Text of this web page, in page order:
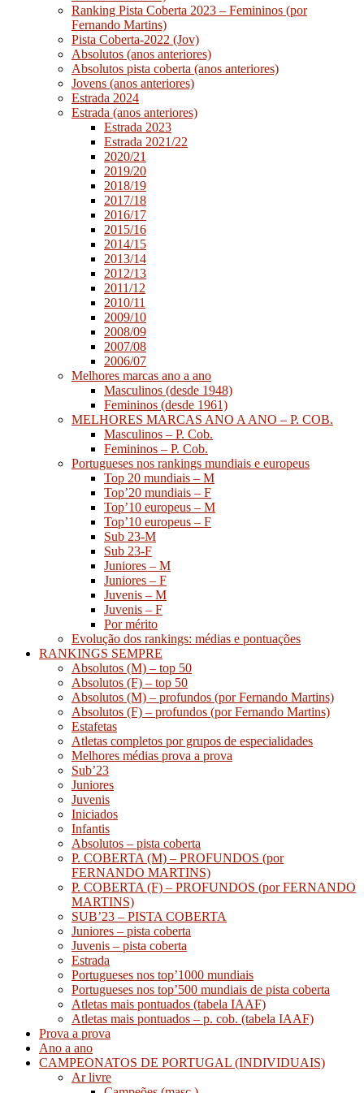
Ranking Pista Coberta 2023 – Femininos (por
Fernando Martins)
Pista Coberta-2022 (Jov)
Absolutos (anos anteriores)
Absolutos pista coberta (anos anteriores)
Jovens (anos anteriores)
Estrada 2024
Estrada (anos anteriores)
Estrada 2023
Estrada 2021/22
2020/21
2019/20
2018/19
2017/18
2016/17
2015/16
2014/15
2013/14
2012/13
2011/12
2010/11
2009/10
2008/09
2007/08
2006/07
Melhores marcas ano a ano
Masculinos (desde 1948)
Femininos (desde 1961)
MELHORES MARCAS ANO A ANO – P. COB.
Masculinos – P. Cob.
Femininos – P. Cob.
Portugueses nos rankings mundiais e europeus
Top 20 mundiais – M
Top’20 mundiais – F
Top’10 europeus – M
Top’10 europeus – F
Sub 23-M
Sub 23-F
Juniores – M
Juniores – F
Juvenis – M
Juvenis – F
Por mérito
Evolução dos rankings: médias e pontuações
RANKINGS SEMPRE
Absolutos (M) – top 50
Absolutos (F) – top 50
Absolutos (M) – profundos (por Fernando Martins)
Absolutos (F) – profundos (por Fernando Martins)
Estafetas
Atletas completos por grupos de especialidades
Melhores médias prova a prova
Sub’23
Juniores
Juvenis
Iniciados
Infantis
Absolutos – pista coberta
P. COBERTA (M) – PROFUNDOS (por
FERNANDO MARTINS)
P. COBERTA (F) – PROFUNDOS (por FERNANDO
MARTINS)
SUB’23 – PISTA COBERTA
Juniores – pista coberta
Juvenis – pista coberta
Estrada
Portugueses nos top’1000 mundiais
Portugueses nos top’500 mundiais de pista coberta
Atletas mais pontuados (tabela IAAF)
Atletas mais pontuados – p. cob. (tabela IAAF)
Prova a prova
Ano a ano
CAMPEONATOS DE PORTUGAL (INDIVIDUAIS)
Ar livre